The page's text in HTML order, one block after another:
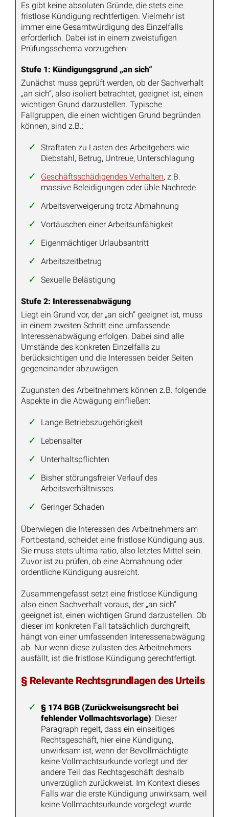
Es gibt keine absoluten Gründe, die stets eine
fristlose Kündigung rechtfertigen. Vielmehr ist
immer eine Gesamtwürdigung des Einzelfalls
erforderlich. Dabei ist in einem zweistufigen
Prüfungsschema vorzugehen:
Stufe 1: Kündigungsgrund „an sich“
Zunächst muss geprüft werden, ob der Sachverhalt
„an sich“, also isoliert betrachtet, geeignet ist, einen
wichtigen Grund darzustellen. Typische
Fallgruppen, die einen wichtigen Grund begründen
können, sind z.B.:
Straftaten zu Lasten des Arbeitgebers wie
Diebstahl, Betrug, Untreue, Unterschlagung
Geschäftsschädigendes Verhalten, z.B.
massive Beleidigungen oder üble Nachrede
Arbeitsverweigerung trotz Abmahnung
Vortäuschen einer Arbeitsunfähigkeit
Eigenmächtiger Urlaubsantritt
Arbeitszeitbetrug
Sexuelle Belästigung
Stufe 2: Interessenabwägung
Liegt ein Grund vor, der „an sich“ geeignet ist, muss
in einem zweiten Schritt eine umfassende
Interessenabwägung erfolgen. Dabei sind alle
Umstände des konkreten Einzelfalls zu
berücksichtigen und die Interessen beider Seiten
gegeneinander abzuwägen.
Zugunsten des Arbeitnehmers können z.B. folgende
Aspekte in die Abwägung einfließen:
Lange Betriebszugehörigkeit
Lebensalter
Unterhaltspflichten
Bisher störungsfreier Verlauf des
Arbeitsverhältnisses
Geringer Schaden
Überwiegen die Interessen des Arbeitnehmers am
Fortbestand, scheidet eine fristlose Kündigung aus.
Sie muss stets ultima ratio, also letztes Mittel sein.
Zuvor ist zu prüfen, ob eine Abmahnung oder
ordentliche Kündigung ausreicht.
Zusammengefasst setzt eine fristlose Kündigung
also einen Sachverhalt voraus, der „an sich“
geeignet ist, einen wichtigen Grund darzustellen. Ob
dieser im konkreten Fall tatsächlich durchgreift,
hängt von einer umfassenden Interessenabwägung
ab. Nur wenn diese zulasten des Arbeitnehmers
ausfällt, ist die fristlose Kündigung gerechtfertigt.
§ Relevante Rechtsgrundlagen des Urteils
§ 174 BGB (Zurückweisungsrecht bei
fehlender Vollmachtsvorlage): Dieser
Paragraph regelt, dass ein einseitiges
Rechtsgeschäft, hier eine Kündigung,
unwirksam ist, wenn der Bevollmächtigte
keine Vollmachtsurkunde vorlegt und der
andere Teil das Rechtsgeschäft deshalb
unverzüglich zurückweist. Im Kontext dieses
Falls war die erste Kündigung unwirksam, weil
keine Vollmachtsurkunde vorgelegt wurde.